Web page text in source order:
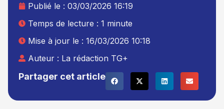
Partager cet article
Publié le : 03/03/2026 16:19
Temps de lecture : 1 minute
Mise à jour le : 16/03/2026 10:18
Auteur : La rédaction TG+